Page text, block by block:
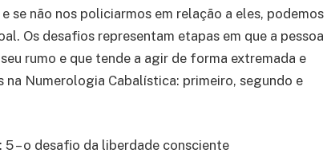
se não nos policiarmos em relação a eles, podemos
Os desafios representam etapas em que a pessoa
rumo e que tende a agir de forma extremada e
Numerologia Cabalística: primeiro, segundo e
– o desafio da liberdade consciente